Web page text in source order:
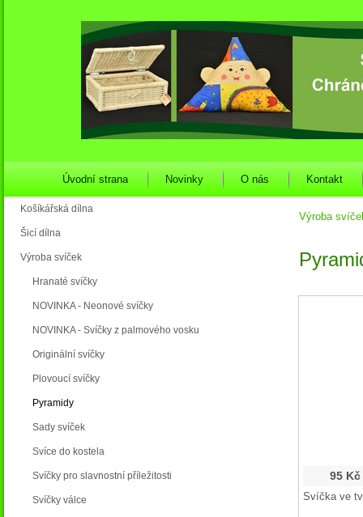
Úvodní strana Novinky O nás Kontakt
Košíkářská dílna
Šicí dílna
Výroba svíček
Hranaté svíčky
NOVINKA - Neonové svíčky
NOVINKA - Svíčky z palmového vosku
Originální svíčky
Plovoucí svíčky
Pyramidy
Sady svíček
Svíce do kostela
Svíčky pro slavnostní příležitosti
Svíčky válce
Výroba
95 Kč
Svíčka ve